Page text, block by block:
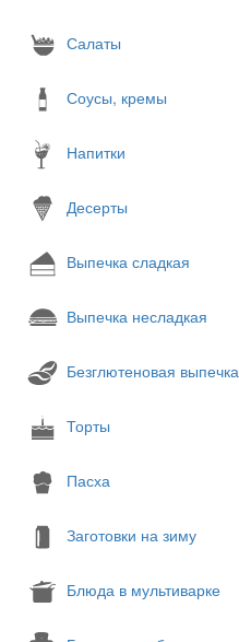
Салаты
Соусы, кремы
Напитки
Десерты
Выпечка сладкая
Выпечка несладкая
Безглютеновая выпечка
Торты
Пасха
Заготовки на зиму
Блюда в мультиварке